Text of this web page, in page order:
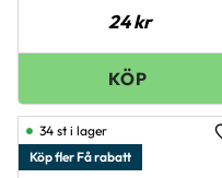
24kr
Köp fler Få rabatt
34 st i lager